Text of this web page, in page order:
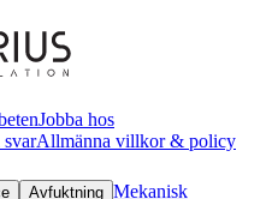
Jobba hos
svarAllmänna villkor & policy
Avfuktning Mekanisk